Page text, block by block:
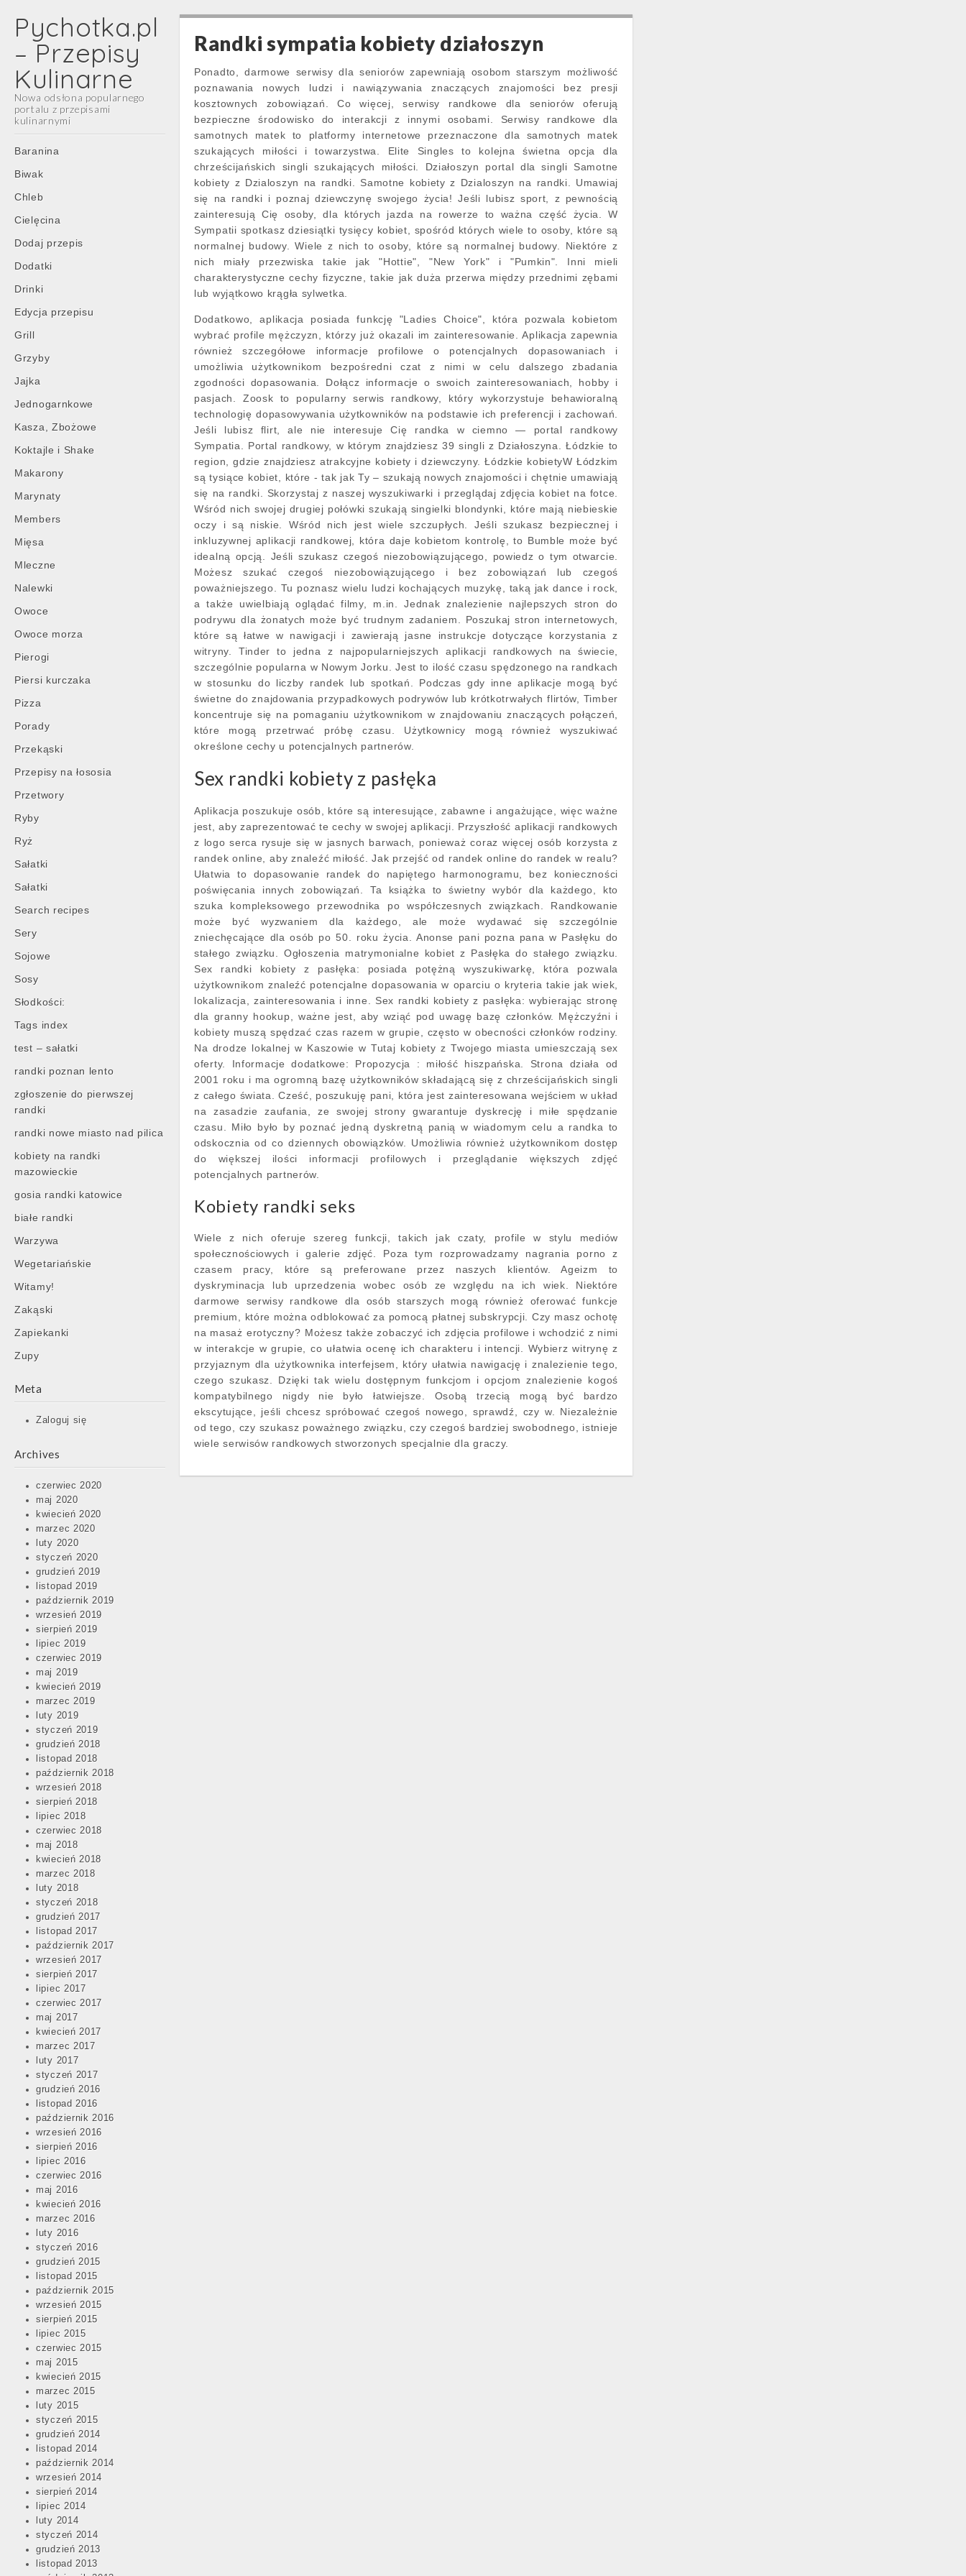
Pychotka.pl
– Przepisy
Kulinarne
Nowa odsłona popularnego
portalu z przepisami
kulinarnymi
Main
menu
Skip
content
Baranina
Biwak
Chleb
Cielęcina
Dodaj przepis
Dodatki
Drinki
Edycja przepisu
Grill
Grzyby
Jajka
Jednogarnkowe
Kasza, Zbożowe
Koktajle i Shake
Makarony
Marynaty
Members
Mięsa
Mleczne
Nalewki
Owoce
Owoce morza
Pierogi
Piersi kurczaka
Pizza
Porady
Przekąski
Przepisy na łososia
Przetwory
Ryby
Ryż
Sałatki
Sałatki
Search recipes
Sery
Sojowe
Sosy
Słodkości:
Tags index
test – sałatki
randki poznan lento
zgłoszenie do pierwszej
randki
randki nowe miasto nad pilica
kobiety na randki
mazowieckie
gosia randki katowice
białe randki
Warzywa
Wegetariańskie
Witamy!
Zakąski
Zapiekanki
Zupy
Meta
Zaloguj się
Archives
czerwiec 2020
maj 2020
kwiecień 2020
marzec 2020
luty 2020
styczeń 2020
grudzień 2019
listopad 2019
październik 2019
wrzesień 2019
sierpień 2019
lipiec 2019
czerwiec 2019
maj 2019
kwiecień 2019
marzec 2019
luty 2019
styczeń 2019
grudzień 2018
listopad 2018
październik 2018
wrzesień 2018
sierpień 2018
lipiec 2018
czerwiec 2018
maj 2018
kwiecień 2018
marzec 2018
luty 2018
styczeń 2018
grudzień 2017
listopad 2017
październik 2017
wrzesień 2017
sierpień 2017
lipiec 2017
czerwiec 2017
maj 2017
kwiecień 2017
marzec 2017
luty 2017
styczeń 2017
grudzień 2016
listopad 2016
październik 2016
wrzesień 2016
sierpień 2016
lipiec 2016
czerwiec 2016
maj 2016
kwiecień 2016
marzec 2016
luty 2016
styczeń 2016
grudzień 2015
listopad 2015
październik 2015
wrzesień 2015
sierpień 2015
lipiec 2015
czerwiec 2015
maj 2015
kwiecień 2015
marzec 2015
luty 2015
styczeń 2015
grudzień 2014
listopad 2014
październik 2014
wrzesień 2014
sierpień 2014
lipiec 2014
luty 2014
styczeń 2014
grudzień 2013
listopad 2013
Randki sympatia kobiety działoszyn
Ponadto, darmowe serwisy dla seniorów zapewniają osobom starszym możliwość
poznawania nowych ludzi i nawiązywania znaczących znajomości bez presji
kosztownych zobowiązań. Co więcej, serwisy randkowe dla seniorów oferują
bezpieczne środowisko do interakcji z innymi osobami. Serwisy randkowe dla
samotnych matek to platformy internetowe przeznaczone dla samotnych matek
szukających miłości i towarzystwa. Elite Singles to kolejna świetna opcja dla
chrześcijańskich singli szukających miłości. Działoszyn portal dla singli Samotne
kobiety z Dzialoszyn na randki. Samotne kobiety z Dzialoszyn na randki. Umawiaj
się na randki i poznaj dziewczynę swojego życia! Jeśli lubisz sport, z pewnością
zainteresują Cię osoby, dla których jazda na rowerze to ważna część życia. W
Sympatii spotkasz dziesiątki tysięcy kobiet, spośród których wiele to osoby, które są
normalnej budowy. Wiele z nich to osoby, które są normalnej budowy. Niektóre z
nich miały przezwiska takie jak "Hottie", "New York" i "Pumkin". Inni mieli
charakterystyczne cechy fizyczne, takie jak duża przerwa między przednimi zębami
lub wyjątkowo krągła sylwetka.
Dodatkowo, aplikacja posiada funkcję "Ladies Choice", która pozwala kobietom
wybrać profile mężczyzn, którzy już okazali im zainteresowanie. Aplikacja zapewnia
również szczegółowe informacje profilowe o potencjalnych dopasowaniach i
umożliwia użytkownikom bezpośredni czat z nimi w celu dalszego zbadania
zgodności dopasowania. Dołącz informacje o swoich zainteresowaniach, hobby i
pasjach. Zoosk to popularny serwis randkowy, który wykorzystuje behawioralną
technologię dopasowywania użytkowników na podstawie ich preferencji i zachowań.
Jeśli lubisz flirt, ale nie interesuje Cię randka w ciemno — portal randkowy
Sympatia. Portal randkowy, w którym znajdziesz 39 singli z Działoszyna. Łódzkie to
region, gdzie znajdziesz atrakcyjne kobiety i dziewczyny. Łódzkie kobietyW Łódzkim
są tysiące kobiet, które - tak jak Ty – szukają nowych znajomości i chętnie umawiają
się na randki. Skorzystaj z naszej wyszukiwarki i przeglądaj zdjęcia kobiet na fotce.
Wśród nich swojej drugiej połówki szukają singielki blondynki, które mają niebieskie
oczy i są niskie. Wśród nich jest wiele szczupłych. Jeśli szukasz bezpiecznej i
inkluzywnej aplikacji randkowej, która daje kobietom kontrolę, to Bumble może być
idealną opcją. Jeśli szukasz czegoś niezobowiązującego, powiedz o tym otwarcie.
Możesz szukać czegoś niezobowiązującego i bez zobowiązań lub czegoś
poważniejszego. Tu poznasz wielu ludzi kochających muzykę, taką jak dance i rock,
a także uwielbiają oglądać filmy, m.in. Jednak znalezienie najlepszych stron do
podrywu dla żonatych może być trudnym zadaniem. Poszukaj stron internetowych,
które są łatwe w nawigacji i zawierają jasne instrukcje dotyczące korzystania z
witryny. Tinder to jedna z najpopularniejszych aplikacji randkowych na świecie,
szczególnie popularna w Nowym Jorku. Jest to ilość czasu spędzonego na randkach
w stosunku do liczby randek lub spotkań. Podczas gdy inne aplikacje mogą być
świetne do znajdowania przypadkowych podrywów lub krótkotrwałych flirtów, Timber
koncentruje się na pomaganiu użytkownikom w znajdowaniu znaczących połączeń,
które mogą przetrwać próbę czasu. Użytkownicy mogą również wyszukiwać
określone cechy u potencjalnych partnerów.
Sex randki kobiety z pasłęka
Aplikacja poszukuje osób, które są interesujące, zabawne i angażujące, więc ważne
jest, aby zaprezentować te cechy w swojej aplikacji. Przyszłość aplikacji randkowych
z logo serca rysuje się w jasnych barwach, ponieważ coraz więcej osób korzysta z
randek online, aby znaleźć miłość. Jak przejść od randek online do randek w realu?
Ułatwia to dopasowanie randek do napiętego harmonogramu, bez konieczności
poświęcania innych zobowiązań. Ta książka to świetny wybór dla każdego, kto
szuka kompleksowego przewodnika po współczesnych związkach. Randkowanie
może być wyzwaniem dla każdego, ale może wydawać się szczególnie
zniechęcające dla osób po 50. roku życia. Anonse pani pozna pana w Pasłęku do
stałego związku. Ogłoszenia matrymonialne kobiet z Pasłęka do stałego związku.
Sex randki kobiety z pasłęka: posiada potężną wyszukiwarkę, która pozwala
użytkownikom znaleźć potencjalne dopasowania w oparciu o kryteria takie jak wiek,
lokalizacja, zainteresowania i inne. Sex randki kobiety z pasłęka: wybierając stronę
dla granny hookup, ważne jest, aby wziąć pod uwagę bazę członków. Mężczyźni i
kobiety muszą spędzać czas razem w grupie, często w obecności członków rodziny.
Na drodze lokalnej w Kaszowie w Tutaj kobiety z Twojego miasta umieszczają sex
oferty. Informacje dodatkowe: Propozycja : miłość hiszpańska. Strona działa od
2001 roku i ma ogromną bazę użytkowników składającą się z chrześcijańskich singli
z całego świata. Cześć, poszukuję pani, która jest zainteresowana wejściem w układ
na zasadzie zaufania, ze swojej strony gwarantuje dyskrecję i miłe spędzanie
czasu. Miło było by poznać jedną dyskretną panią w wiadomym celu a randka to
odskocznia od co dziennych obowiązków. Umożliwia również użytkownikom dostęp
do większej ilości informacji profilowych i przeglądanie większych zdjęć
potencjalnych partnerów.
Kobiety randki seks
Wiele z nich oferuje szereg funkcji, takich jak czaty, profile w stylu mediów
społecznościowych i galerie zdjęć. Poza tym rozprowadzamy nagrania porno z
czasem pracy, które są preferowane przez naszych klientów. Ageizm to
dyskryminacja lub uprzedzenia wobec osób ze względu na ich wiek. Niektóre
darmowe serwisy randkowe dla osób starszych mogą również oferować funkcje
premium, które można odblokować za pomocą płatnej subskrypcji. Czy masz ochotę
na masaż erotyczny? Możesz także zobaczyć ich zdjęcia profilowe i wchodzić z nimi
w interakcje w grupie, co ułatwia ocenę ich charakteru i intencji. Wybierz witrynę z
przyjaznym dla użytkownika interfejsem, który ułatwia nawigację i znalezienie tego,
czego szukasz. Dzięki tak wielu dostępnym funkcjom i opcjom znalezienie kogoś
kompatybilnego nigdy nie było łatwiejsze. Osobą trzecią mogą być bardzo
ekscytujące, jeśli chcesz spróbować czegoś nowego, sprawdź, czy w. Niezależnie
od tego, czy szukasz poważnego związku, czy czegoś bardziej swobodnego, istnieje
wiele serwisów randkowych stworzonych specjalnie dla graczy.